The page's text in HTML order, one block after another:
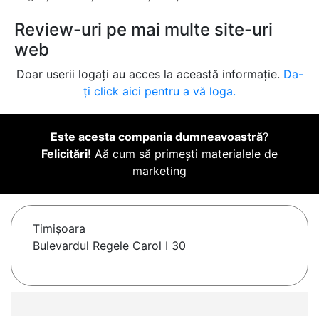
Review-uri pe mai multe site-uri
web
Doar userii logați au acces la această informație. Da-
ți click aici pentru a vă loga.
Este acesta compania dumneavoastră?
Felicitări! Aă cum să primești materialele de
marketing
Timişoara
Bulevardul Regele Carol I 30